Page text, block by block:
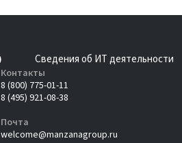
Сведения об ИТ деятельности
Контакты
8 (800) 775-01-11
8 (495) 921-08-38
Почта
welcome@manzanagroup.ru